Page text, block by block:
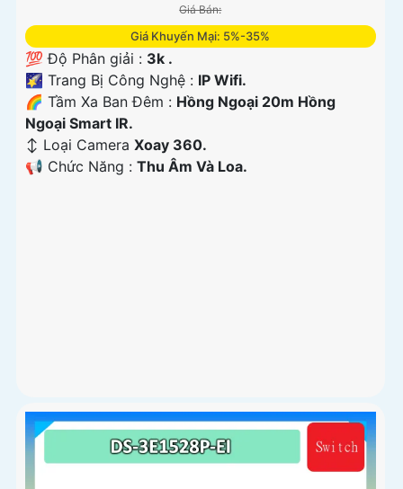
Giá Bán:
Giá Khuyến Mại: 5%-35%
💯 Độ Phân giải : 3k .
🌠 Trang Bị Công Nghệ : IP Wifi.
🌈 Tầm Xa Ban Đêm : Hồng Ngoại 20m Hồng
Ngoại Smart IR.
↕️ Loại Camera Xoay 360.
️📢 Chức Năng : Thu Âm Và Loa.